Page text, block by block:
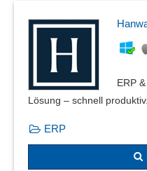
ERP
Lösung – schnell produktiv.
ERP